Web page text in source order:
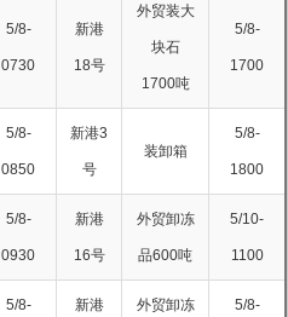
5/8-
0730
新港
18号
外贸装大
块石
1700吨
5/8-
1700
5/8-
0850
新港3
号
装卸箱
5/8-
1800
5/8-
0930
新港
16号
外贸卸冻
品600吨
5/10-
1100
5/8- 新港 外贸卸冻 5/8-